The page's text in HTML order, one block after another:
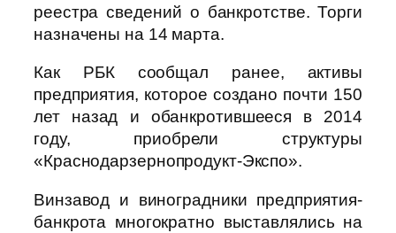
реестра сведений о банкротстве. Торги
назначены на 14 марта.
Как РБК сообщал ранее, ​активы
предприятия, которое создано почти 150
лет назад и обанкротившееся в 2014
году, приобрели структуры
«Краснодарзернопродукт-Экспо».
Винзавод и виноградники предприятия-
банкрота многократно выставлялись на